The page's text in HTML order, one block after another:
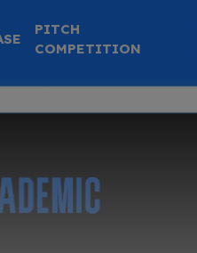
PITCH
COMPETITION